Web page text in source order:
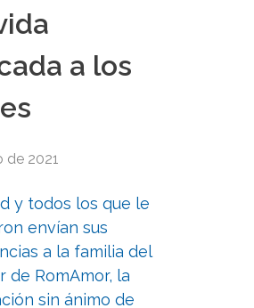
a los
de 2021
y todos los que le
envían sus
a la familia del
de RomAmor, la
sin ánimo de